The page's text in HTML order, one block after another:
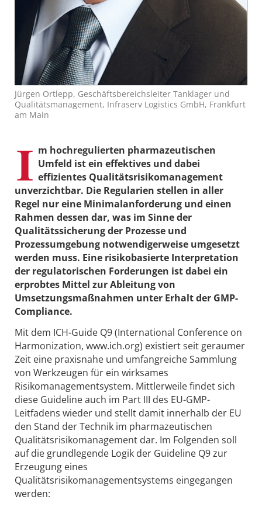
Jürgen Ortlepp, Geschäftsbereichsleiter Tanklager und
Qualitätsmanagement, Infraserv Logistics GmbH, Frankfurt
am Main
I m hochregulierten pharmazeutischen
Umfeld ist ein effektives und dabei
effizientes Qualitätsrisikomanagement
unverzichtbar. Die Regularien stellen in aller
Regel nur eine Minimalanforderung und einen
Rahmen dessen dar, was im Sinne der
Qualitätssicherung der Prozesse und
Prozessumgebung notwendigerweise umgesetzt
werden muss. Eine risikobasierte Interpretation
der regulatorischen Forderungen ist dabei ein
erprobtes Mittel zur Ableitung von
Umsetzungsmaßnahmen unter Erhalt der GMP-
Compliance.
Mit dem ICH-Guide Q9 (International Conference on
Harmonization, www.ich.org) existiert seit geraumer
Zeit eine praxisnahe und umfangreiche Sammlung
von Werkzeugen für ein wirksames
Risikomanagementsystem. Mittlerweile findet sich
diese Guideline auch im Part III des EU-GMP-
Leitfadens wieder und stellt damit innerhalb der EU
den Stand der Technik im pharmazeutischen
Qualitätsrisikomanagement dar. Im Folgenden soll
auf die grundlegende Logik der Guideline Q9 zur
Erzeugung eines
Qualitätsrisikomanagementsystems eingegangen
werden: